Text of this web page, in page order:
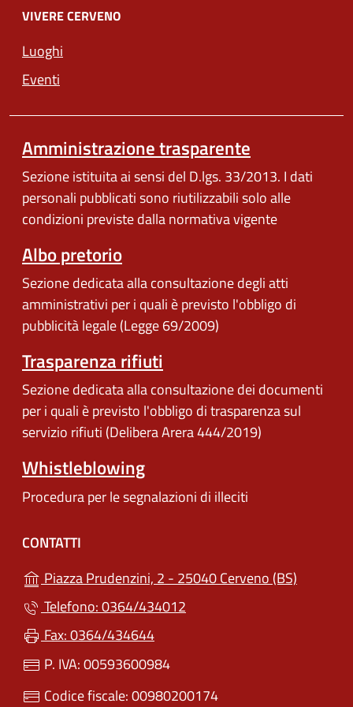
VIVERE CERVENO
Luoghi
Eventi
Amministrazione trasparente
Sezione istituita ai sensi del D.lgs. 33/2013. I dati
personali pubblicati sono riutilizzabili solo alle
condizioni previste dalla normativa vigente
Albo pretorio
Sezione dedicata alla consultazione degli atti
amministrativi per i quali è previsto l'obbligo di
pubblicità legale (Legge 69/2009)
Trasparenza rifiuti
Sezione dedicata alla consultazione dei documenti
per i quali è previsto l'obbligo di trasparenza sul
servizio rifiuti (Delibera Arera 444/2019)
Whistleblowing
Procedura per le segnalazioni di illeciti
CONTATTI
Piazza Prudenzini, 2 - 25040 Cerveno (BS)
Telefono: 0364/434012
Fax: 0364/434644
P. IVA: 00593600984
Codice fiscale: 00980200174